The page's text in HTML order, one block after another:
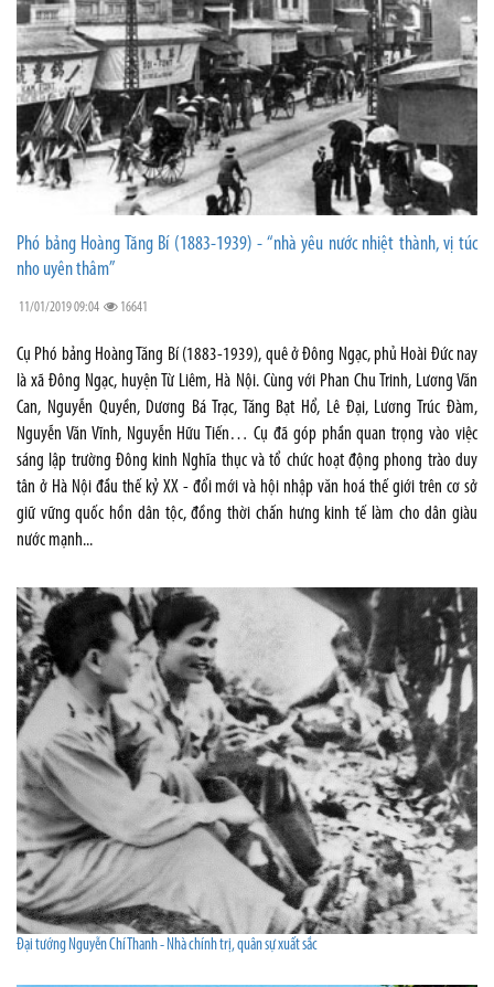
Phó bảng Hoàng Tăng Bí (1883-1939) - “nhà yêu nước nhiệt thành, vị túc
nho uyên thâm”
11/01/2019 09:04 16641
Cụ Phó bảng Hoàng Tăng Bí (1883-1939), quê ở Đông Ngạc, phủ Hoài Đức nay
là xã Đông Ngạc, huyện Từ Liêm, Hà Nội. Cùng với Phan Chu Trinh, Lương Văn
Can, Nguyễn Quyền, Dương Bá Trạc, Tăng Bạt Hổ, Lê Đại, Lương Trúc Đàm,
Nguyễn Văn Vĩnh, Nguyễn Hữu Tiến… Cụ đã góp phần quan trọng vào việc
sáng lập trường Đông kinh Nghĩa thục và tổ chức hoạt động phong trào duy
tân ở Hà Nội đầu thế kỷ XX - đổi mới và hội nhập văn hoá thế giới trên cơ sở
giữ vững quốc hồn dân tộc, đồng thời chấn hưng kinh tế làm cho dân giàu
nước mạnh...
Đại tướng Nguyễn Chí Thanh - Nhà chính trị, quân sự xuất sắc